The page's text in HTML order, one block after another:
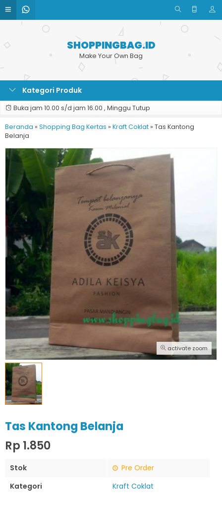
SHOPPINGBAG.ID
Make Your Own Bag
Kategori Produk
Buka jam 10.00 s/d jam 16.00 , Minggu Tutup
Beranda » Shopping Bag Kertas » Kraft Coklat » Tas Kantong
Belanja
activate zoom
Tas Kantong Belanja
Rp 1.850
Stok
Pre Order
Kategori
Kraft Coklat